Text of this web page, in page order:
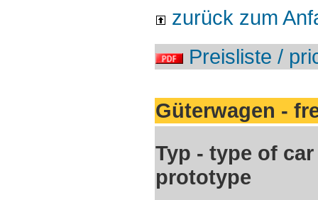
zurück zum
Preisliste /
Güterwagen -
Typ - type of car
prototype